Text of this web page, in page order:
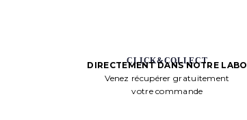
CLICK&COLLECT
DIRECTEMENT DANS NOTRE LABO
Venez récupérer gratuitement
votre commande